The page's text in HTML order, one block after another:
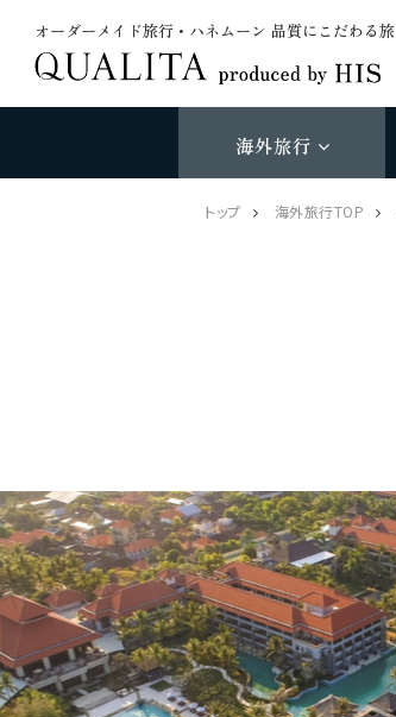
オーダーメイド旅行・ハネムーン 品質にこだわる旅
海外旅行
トップ 海外旅行TOP